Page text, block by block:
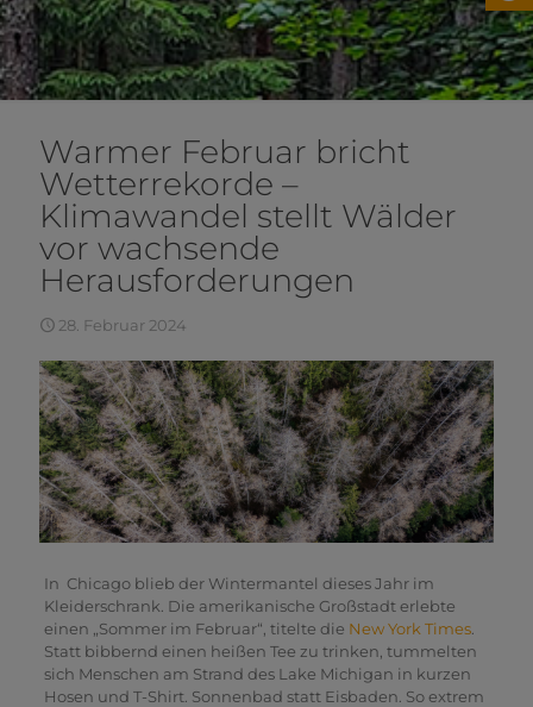
Warmer Februar bricht
Wetterrekorde –
Klimawandel stellt Wälder
vor wachsende
Herausforderungen
28. Februar 2024
In Chicago blieb der Wintermantel dieses Jahr im
Kleiderschrank. Die amerikanische Großstadt erlebte
einen „Sommer im Februar“, titelte die New York Times.
Statt bibbernd einen heißen Tee zu trinken, tummelten
sich Menschen am Strand des Lake Michigan in kurzen
Hosen und T-Shirt. Sonnenbad statt Eisbaden. So extrem